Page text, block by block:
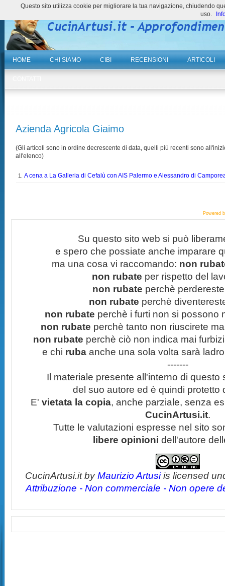
HOME CHI SIAMO CIBI RECENSIONI ARTICOLI
Azienda Agricola Giaimo
(Gli articoli sono in ordine decrescente di data, quelli più recenti sono
all'elenco)
1.A cena a La Galleria di Cefalù con AIS Palermo e Alessandro di
Powered
Su questo sito web si può
e spero che possiate anche imparare
ma una cosa vi raccomando: non
non rubate per rispetto del
non rubate perchè
non rubate perchè
non rubate perchè i furti non si possono
non rubate perchè tanto non riuscirete
non rubate perchè ciò non indica mai
e chi ruba anche una sola volta sarà
-------
Il materiale presente all'interno di questo
del suo autore ed è quindi protetto
E' vietata la copia, anche parziale, senza
CucinArtusi.it.
Tutte le valutazioni espresse nel sito
libere opinioni dell'autore
CucinArtusi.itbyMaurizio Artusiis licensed
Attribuzione - Non commerciale - Non opere
Questo sito utilizza cookie per migliorare la tua navigazione, chiudendo
uso.